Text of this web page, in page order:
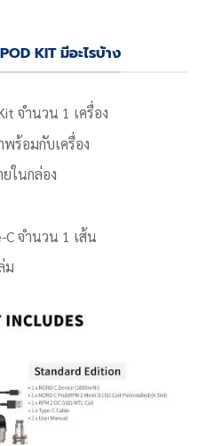
KIT มีอะไรบ้าง
จำนวน 1 เครื่อง
ร้อมกับเครื่อง
ในกล่อง
C จำนวน 1 เส้น
ม